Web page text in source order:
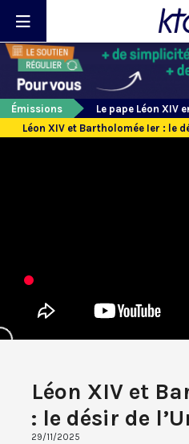
Émissions
Le pape Léon XIV
Léon XIV et Bartholomée Ier : le
Léon XIV et
: le désir de
29/11/2025